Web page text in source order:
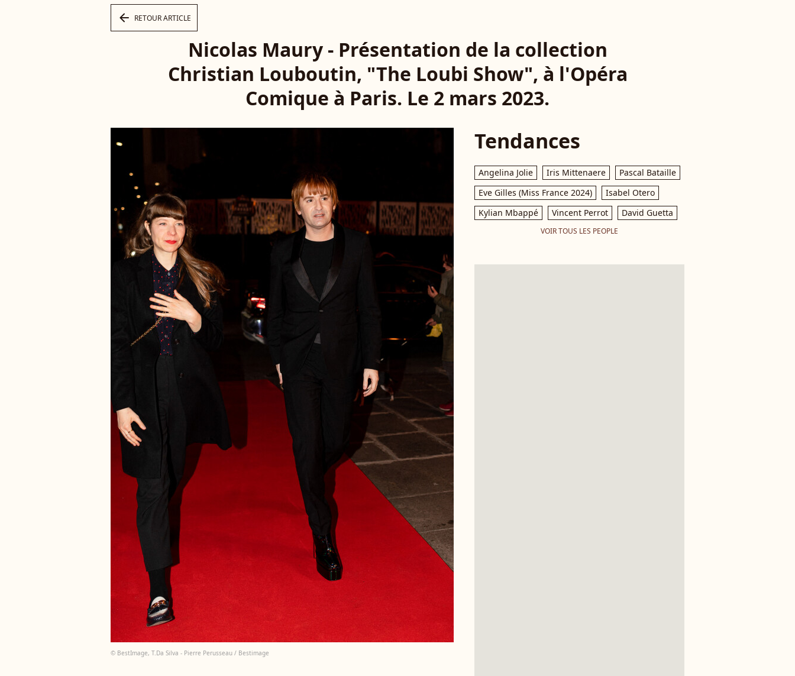
arrow_left RETOUR ARTICLE
Nicolas Maury - Présentation de la collection
Christian Louboutin, "The Loubi Show", à l'Opéra
Comique à Paris. Le 2 mars 2023.
© BestImage, T.Da Silva - Pierre Perusseau / Bestimage
Tendances
Angelina Jolie Iris Mittenaere
Pascal Bataille
Eve Gilles (Miss France 2024)
Isabel Otero
Kylian Mbappé
Vincent Perrot David Guetta
VOIR TOUS LES PEOPLE